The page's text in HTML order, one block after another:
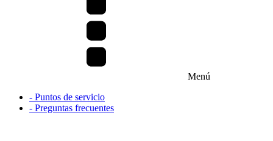
Menú
- Puntos de servicio
- Preguntas frecuentes